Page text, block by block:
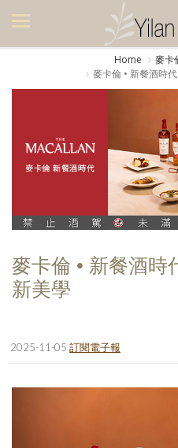
美食集
旅遊集
旅遊美食集
日記簿
Home
麥卡
麥卡倫 • 新餐酒時
麥卡倫 • 新餐酒時
新美學
2025-11-05 訂閱電子報